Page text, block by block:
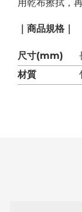
用乾布擦拭，
｜商品規格｜
尺寸(mm)
材質